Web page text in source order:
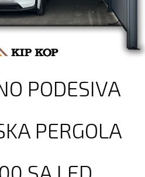
PODESIVA
PERGOLA